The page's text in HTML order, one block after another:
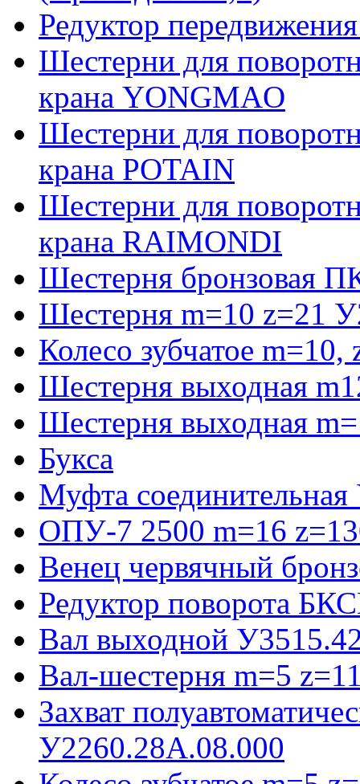
Редуктор
Шестерни для
крана YONGMAO
Шестерни для
крана POTAIN
Шестерни для
крана RAIMONDI
Шестерня бронзовая
Шестерня m=10 z=21
Колесо зубчатое
Шестерня выходная
Шестерня выходная
Букса
Муфта
ОПУ-7 2500 m=16
Венец червячный
Редуктор поворота
Вал выходной
Вал-шестерня m=5
Захват
У2260.28А.08.000